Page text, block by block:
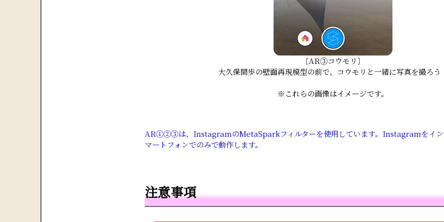
［AR③コウモリ］
大久保間歩の壁面再現模型の前で、コウモリと一緒に写真を撮ろう
※これらの画像はイメージです。
AR①②③は、InstagramのMetaSparkフィルターを使用しています。Instagramをイン
マートフォンでのみで動作します。
注意事項